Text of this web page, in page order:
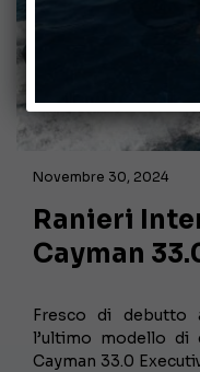
Novembre 30, 2024
Ranieri
Cayman
Fresco di debutto
l’ultimo modello di
Cayman 33.0